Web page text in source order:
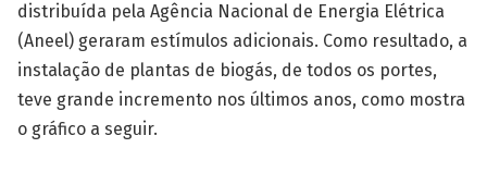
distribuída pela Agência Nacional de Energia Elétrica
(Aneel) geraram estímulos adicionais. Como resultado, a
instalação de plantas de biogás, de todos os portes,
teve grande incremento nos últimos anos, como mostra
o gráfico a seguir.